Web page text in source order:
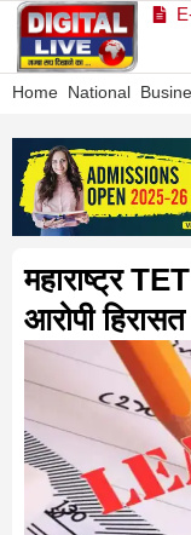
Home National
महाराष्ट्र
आरोपी